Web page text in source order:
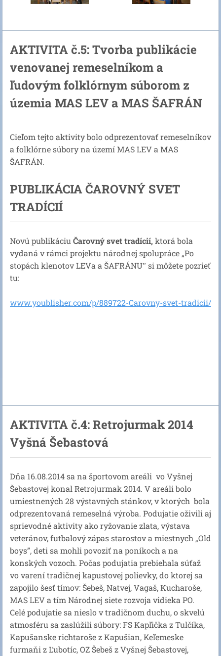
AKTIVITA č.5: Tvorba publikácie
venovanej remeselníkom a
ľudovým folklórnym súborom z
územia MAS LEV a MAS ŠAFRÁN
Cieľom tejto aktivity bolo odprezentovať remeselníkov
a folklórne súbory na území MAS LEV a MAS
ŠAFRÁN.
PUBLIKÁCIA ČAROVNÝ SVET
TRADÍCIÍ
Novú publikáciuČarovný svet tradícií, ktorá bola
vydaná v rámci projektu národnej spolupráce „Po
stopách klenotov LEVa a ŠAFRÁNU‟ si môžete pozrieť
tu:
www.youblisher.com/p/889722-Carovny-svet-tradicii/
AKTIVITA č.4: Retrojurmak 2014
Vyšná Šebastová
Dňa 16.08.2014 sa na športovom areáli vo Vyšnej
Šebastovej konal Retrojurmak 2014. V areáli bolo
umiestnených 28 výstavných stánkov, v ktorých bola
odprezentovaná remeselná výroba. Podujatie oživili aj
sprievodné aktivity ako ryžovanie zlata, výstava
veteránov, futbalový zápas starostov a miestnych „Old
boys”, deti sa mohli povoziť na poníkoch a na
konských vozoch. Počas podujatia prebiehala súťaž
vo varení tradičnej kapustovej polievky, do ktorej sa
zapojilo šesť tímov: Šebeš, Natvej, Vagaš, Kucharoše,
MAS LEV a tím Národnej siete rozvoja vidieka PO.
Celé podujatie sa nieslo v tradičnom duchu, o skvelú
atmosféru sa zaslúžili súbory: FS Kapľička z Tulčíka,
Kapušanske richtaroše z Kapušian, Keľemeske
furmaňi z Ľubotíc, OZ Šebeš z Vyšnej Šebastovej,